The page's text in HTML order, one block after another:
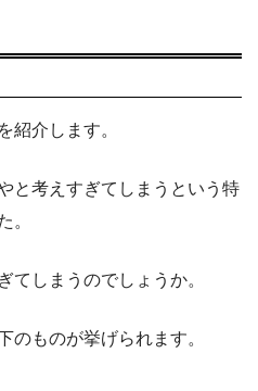
紹介します。
と考えすぎてしまうという特
。
てしまうのでしょうか。
のものが挙げられます。